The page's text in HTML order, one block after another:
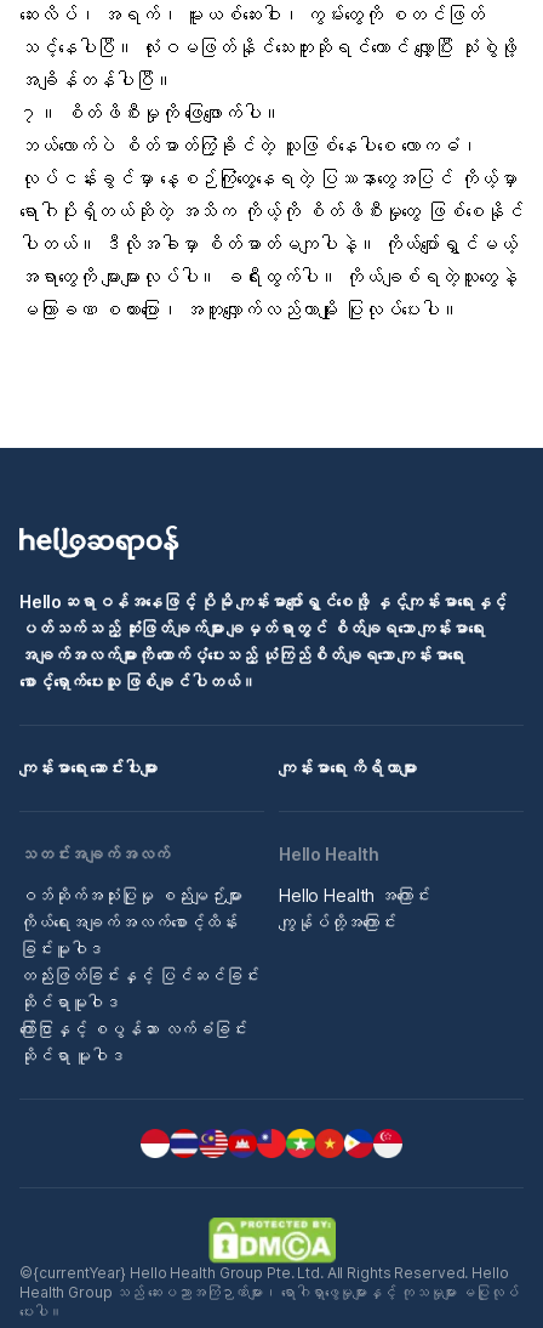
ဆေးလိပ်၊ အရက်၊ မူးယစ်ဆေးဝါး၊ ကွမ်းတွေကို စတင်ဖြတ်
သင့်နေပါပြီ။ လုံးဝမဖြတ်နိုင်သေးဘူးဆိုရင်တောင် လျှော့ပြီး သုံးစွဲဖို့
အချိန်တန်ပါပြီ။
၇။ စိတ်ဖိစီးမှုကို ဖြေဖျောက်ပါ။
ဘယ်လောက်ပဲ စိတ်ဓာတ်ကြံ့ခိုင်တဲ့ သူဖြစ်နေပါစေ လောကဓံ၊
လုပ်ငန်းခွင်မှာ နေ့စဉ်ကြုံတွေ့နေရတဲ့ ပြဿနာတွေအပြင် ကိုယ့်မှာ
ရောဂါပိုးရှိတယ်ဆိုတဲ့ အသိက ကိုယ့်ကို စိတ်ဖိစီးမှုတွေ ဖြစ်စေနိုင်
ပါတယ်။ ဒီလိုအခါမှာ စိတ်ဓာတ်မကျပါနဲ့။ ကိုယ်ပျော်ရွှင်မယ့်
အရာတွေကို များများလုပ်ပါ။ ခရီးထွက်ပါ။ ကိုယ်ချစ်ရတဲ့သူတွေနဲ့
မကြာခဏ စကားပြော၊ အတူလျှောက်လည်တာမျိုး ပြုလုပ်ပေးပါ။
Helloဆရာဝန်အနေဖြင့် ပိုမို ကျန်းမာပျော်ရွှင်စေဖို့ နှင့်ကျန်းမာရေးနှင့်
ပတ်သက်သည့် ဆုံးဖြတ်ချက်များ ချမှတ်ရာတွင် စိတ်ချရသော ကျန်းမာရေး
အချက်အလက်များကို ထောက်ပံ့ပေးသည့် ယုံကြည်စိတ်ချရသော ကျန်းမာရေး
စောင့်ရှောက်ပေးသူ ဖြစ်ချင်ပါတယ်။
ကျန်းမာရေး ဆောင်းပါးများ ကျန်းမာရေး ကိရိယာများ
သတင်းအချက်အလက်
ဝဘ်ဆိုက်အသုံးပြုမှု စည်းမျဉ်းများ
ကိုယ်ရေးအချက်အလက်စောင့်ထိန်း
ခြင်းမူဝါဒ
တည်းဖြတ်ခြင်းနှင့် ပြင်ဆင်ခြင်း
ဆိုင်ရာမူဝါဒ
ကြော်ငြာနှင့် စပွန်ဆာ လက်ခံခြင်း
ဆိုင်ရာ မူဝါဒ
Hello Health
Hello Health အကြောင်း
ကျွန်ုပ်တို့အကြောင်း
©{currentYear} Hello Health Group Pte. Ltd. All Rights Reserved. Hello
Health Group သည် ဆေးပညာအကြံဉာဏ်များ၊ ရောဂါရှာဖွေမှုများနှင့် ကုသမှုများ မပြုလုပ်
ပေးပါ။